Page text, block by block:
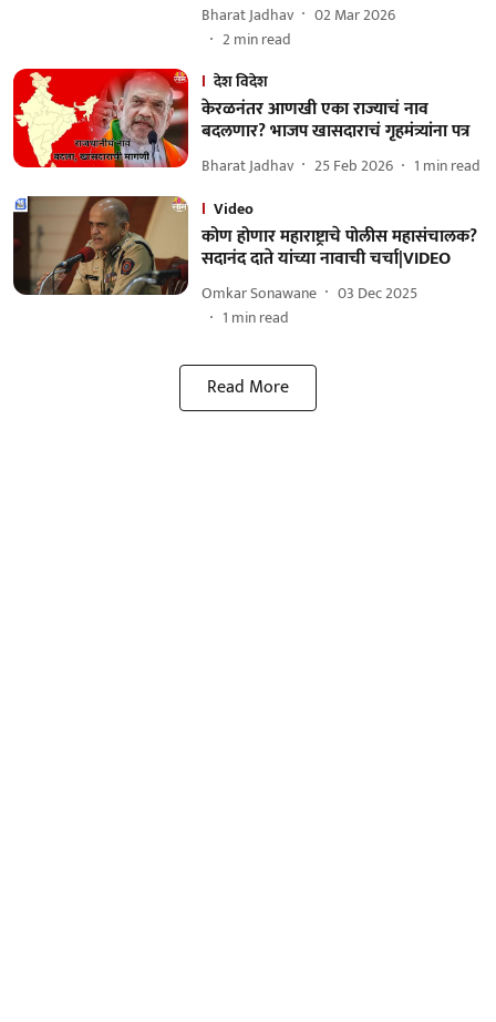
Bharat Jadhav
02 Mar 2026
2min read
देश विदेश
केरळनंतर आणखी एका राज्याचं नाव
बदलणार? भाजप खासदाराचं गृहमंत्र्यांना पत्र
Bharat Jadhav 25 Feb 2026 1 min read
Video
कोण होणार महाराष्ट्राचे पोलीस महासंचालक?
सदानंद दाते यांच्या नावाची चर्चा|VIDEO
Omkar Sonawane
03 Dec 2025
1 min read
Read More